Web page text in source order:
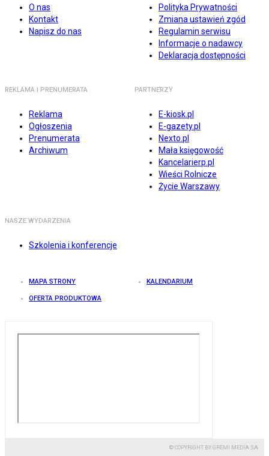
O nas
Kontakt
Napisz do nas
Polityka Prywatności
Zmiana ustawień zgód
Regulamin serwisu
Informacje o nadawcy
Deklaracja dostępności
REKLAMA I PRENUMERATA
Reklama
Ogłoszenia
Prenumerata
Archiwum
PARTNERZY
E-kiosk.pl
E-gazety.pl
Nexto.pl
Mała księgowość
Kancelarierp.pl
Wieści Rolnicze
Życie Warszawy
NASZE WYDARZENIA
Szkolenia i konferencje
MAPA STRONY KALENDARIUM
OFERTA PRODUKTOWA
© COPYRIGHT BY GREMI MEDIA SA